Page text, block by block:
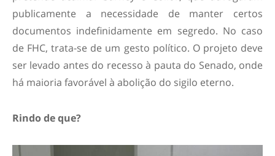
publicamente a necessidade de manter certos
documentos indefinidamente em segredo. No caso
de FHC, trata-se de um gesto político. O projeto deve
ser levado antes do recesso à pauta do Senado, onde
há maioria favorável à abolição do sigilo eterno.
Rindo de que?